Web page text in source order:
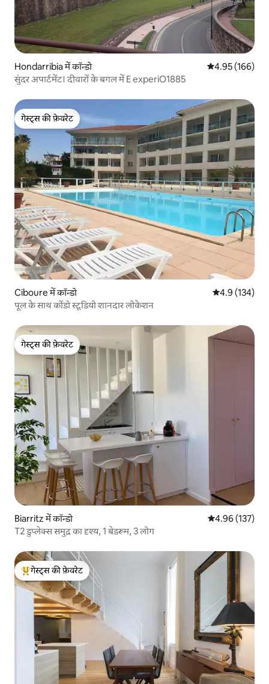
Hondarribia में कॉन्डो औसत रेटिंग 5 में से
4.95 (166)
सुंदर अपार्टमेंट। दीवारों के बगल में E experiO1885
गेस्ट्स की फ़ेवरेट
गेस्ट्स की फ़ेवरेट
Ciboure में कॉन्डो औसत रेटिंग 5 में
4.9 (134)
पूल के साथ कोंडो स्टूडियो शानदार लोकेशन
गेस्ट्स की फ़ेवरेट
गेस्ट्स की फ़ेवरेट
Biarritz में कॉन्डो औसत रेटिंग 5 में से
4.96 (137)
T2 डुप्लेक्स समुद्र का दृश्य, 1 बेडरूम, 3 लोग
गेस्ट्स का टॉप फ़ेवरेट
गेस्ट्स की फ़ेवरेट